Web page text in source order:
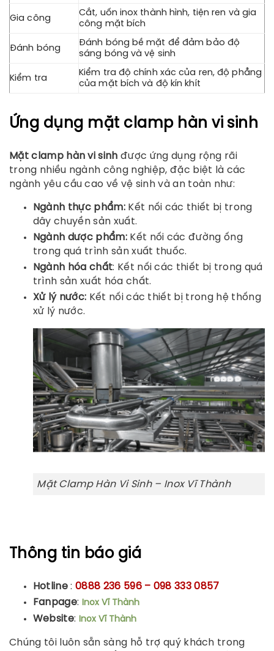
Gia công
Cắt, uốn inox thành hình, tiện ren và gia
công mặt bích
Đánh bóng
Đánh bóng bề mặt để đảm bảo độ
sáng bóng và vệ sinh
Kiểm tra
Kiểm tra độ chính xác của ren, độ phẳng
của mặt bích và độ kín khít
Ứng dụng mặt clamp hàn vi sinh
Mặt clamp hàn vi sinh được ứng dụng rộng rãi
trong nhiều ngành công nghiệp, đặc biệt là các
ngành yêu cầu cao về vệ sinh và an toàn như:
Ngành thực phẩm:Kết nối các thiết bị trong
dây chuyền sản xuất.
Ngành dược phẩm:Kết nối các đường ống
trong quá trình sản xuất thuốc.
Ngành hóa chất: Kết nối các thiết bị trong quá
trình sản xuất hóa chất.
Xử lý nước: Kết nối các thiết bị trong hệ thống
xử lý nước.
Mặt Clamp Hàn Vi Sinh – Inox Vĩ Thành
Thông tin báo giá
Hotline: 0888 236 596 – 098 333 0857
Fanpage: Inox Vĩ Thành
Website: Inox Vĩ Thành
Chúng tôi luôn sẵn sàng hỗ trợ quý khách trong